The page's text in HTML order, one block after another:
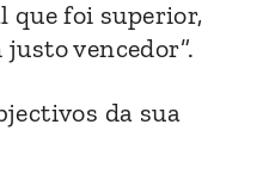
que foi superior,
vencedor”.
da sua